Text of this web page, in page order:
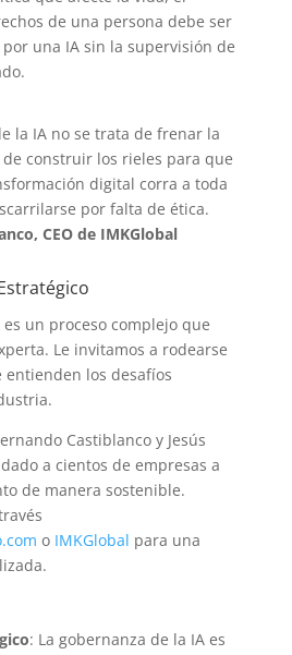
de una persona debe ser
una IA sin la supervisión de
la IA no se trata de frenar la
construir los rieles para que
digital corra a toda
por falta de ética.
CEO de IMKGlobal
un proceso complejo que
Le invitamos a rodearse
entienden los desafíos
Castiblanco y Jesús
a cientos de empresas a
de manera sostenible.
o IMKGlobal para una
: La gobernanza de la IA es